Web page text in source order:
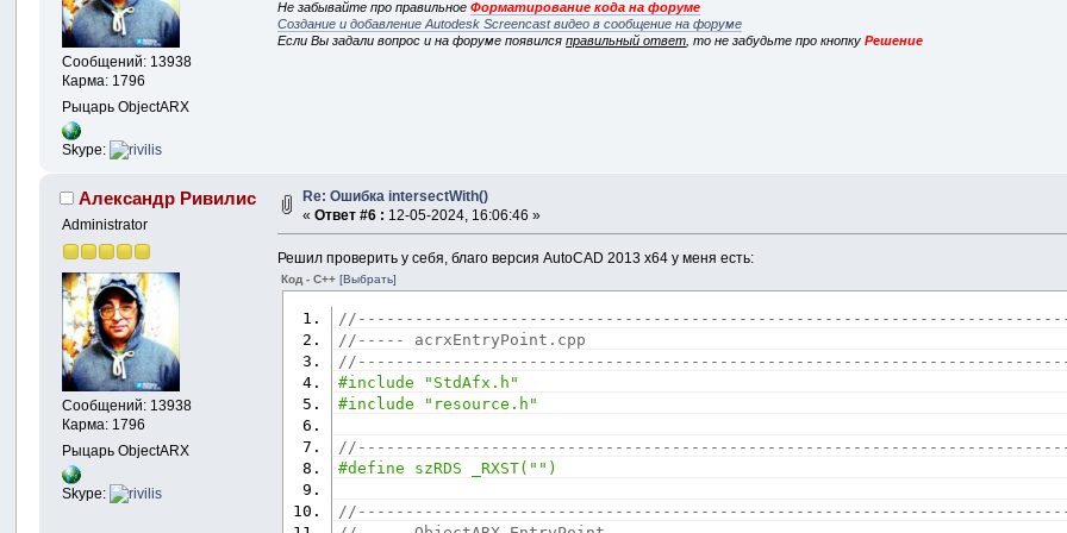
Сообщений: 13938
Карма: 1796
Рыцарь ObjectARX
Skype:
Не забывайте про правильноеФорматирование кода на форуме
Создание и добавление Autodesk Screencast видео в сообщение на форуме
Если Вы задали вопрос и на форуме появилсяправильный ответ, то не забудьте про кнопкуРешение
Александр Ривилис
Administrator
Сообщений: 13938
Карма: 1796
Рыцарь ObjectARX
Skype:
Re: Ошибка intersectWith()
«Ответ #6 : 12-05-2024, 16:06:46 »
Решил проверить у себя, благо версия AutoCAD 2013 x64 у меня есть:
Код - C++ [Выбрать]
//----- acrxEntryPoint.cpp
#include "StdAfx.h"
#include "resource.h"
#define szRDS _RXST("")